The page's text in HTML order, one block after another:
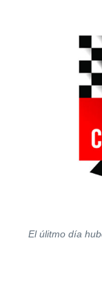
El úlitmo día